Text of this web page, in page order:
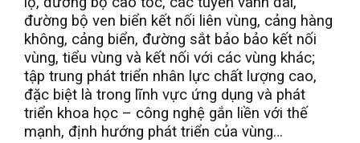
đường bộ ven biển kết nối liên vùng, cảng hàng
không, cảng biển, đường sắt bảo bảo kết nối
vùng, tiểu vùng và kết nối với các vùng khác;
tập trung phát triển nhân lực chất lượng cao,
đặc biệt là trong lĩnh vực ứng dụng và phát
triển khoa học – công nghệ gắn liền với thế
mạnh, định hướng phát triển của vùng…